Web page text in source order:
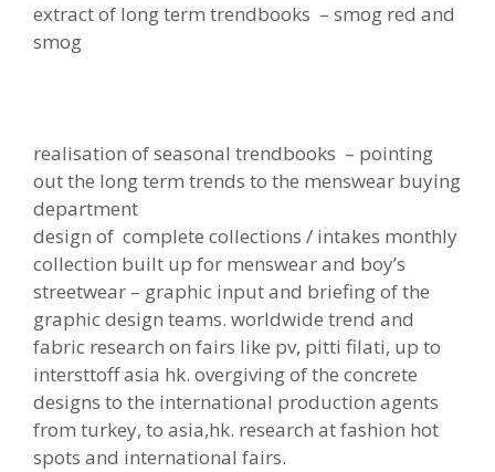
extract of long term trendbooks – smog red and
smog
realisation of seasonal trendbooks – pointing
out the long term trends to the menswear buying
department
design of complete collections / intakes monthly
collection built up for menswear and boy’s
streetwear – graphic input and briefing of the
graphic design teams. worldwide trend and
fabric research on fairs like pv, pitti filati, up to
intersttoff asia hk. overgiving of the concrete
designs to the international production agents
from turkey, to asia,hk. research at fashion hot
spots and international fairs.